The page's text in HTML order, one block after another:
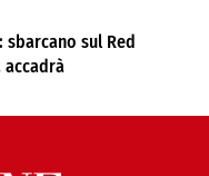
sbarcano sul Red
accadrà